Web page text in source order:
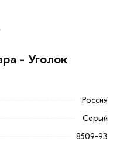
- Уголок
Россия
Серый
8509-93